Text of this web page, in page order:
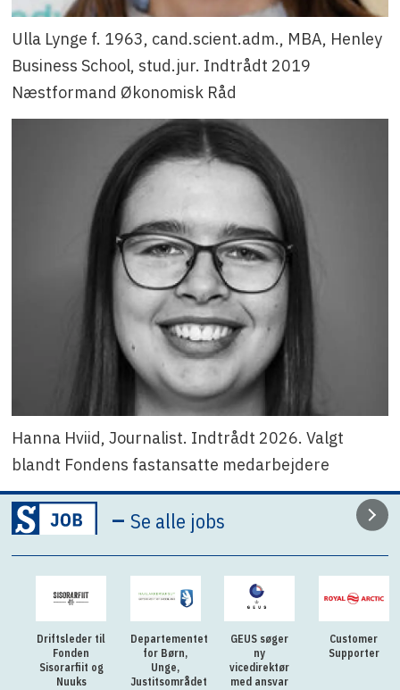
Ulla Lynge f. 1963, cand.scient.adm., MBA, Henley
Business School, stud.jur. Indtrådt 2019
Næstformand Økonomisk Råd
Hanna Hviid, Journalist. Indtrådt 2026. Valgt
blandt Fondens fastansatte medarbejdere
–Se alle jobs
Driftsleder til
Fonden
Sisorarfiit og
Nuuks
Departementet
for Børn,
Unge,
Justitsområdet
GEUS søger
ny
vicedirektør
med ansvar
Customer
Supporter